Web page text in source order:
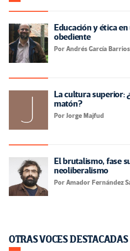
Educación y ética
obediente
Por Andrés García Barrios
La cultura superior:
matón?
Por Jorge Majfud
El brutalismo, fase
neoliberalismo
Por Amador Fernández
OTRAS VOCES DESTACADAS